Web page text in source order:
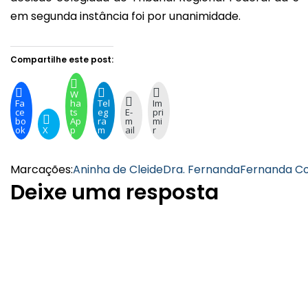
em segunda instância foi por unanimidade.
Compartilhe este post:
Fa
ce
bo
ok X
W
ha
ts
Ap
p
Tel
eg
ra
m
E-
m
ail
Im
pri
mi
r
Marcações:Aninha de CleideDra. FernandaFernanda
Deixe uma resposta